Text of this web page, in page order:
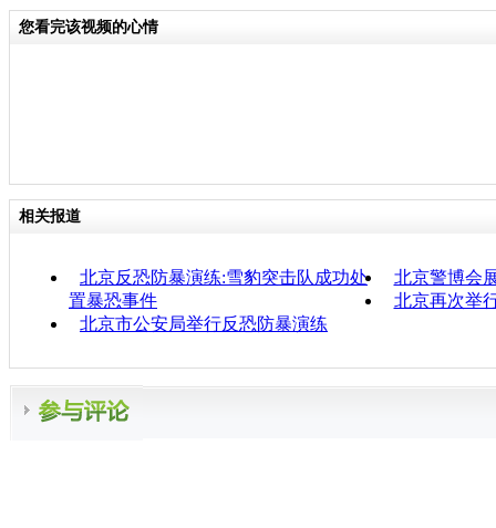
您看完该视频的心情
相关报道
北京反恐防暴演练:雪豹突击队成功处
置暴恐事件
北京警博会
北京再次举
北京市公安局举行反恐防暴演练